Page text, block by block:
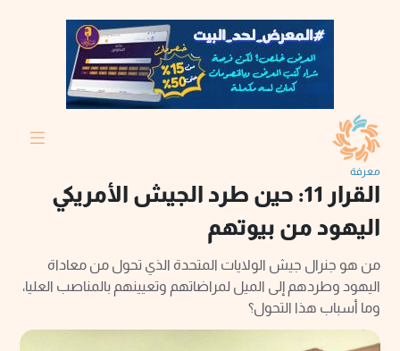
معرفة
القرار 11: حين طرد الجيش الأمريكي
اليهود من بيوتهم
من هو جنرال جيش الولايات المتحدة الذي تحول من معاداة
اليهود وطردهم إلى الميل لمراضاتهم وتعيينهم بالمناصب العليا،
وما أسباب هذا التحول؟